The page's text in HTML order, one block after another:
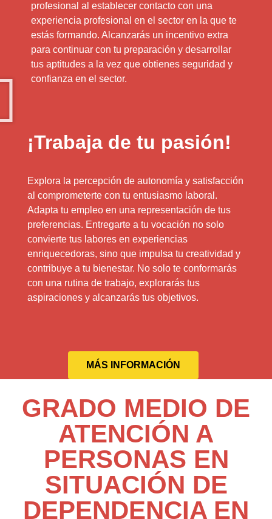
profesional al establecer contacto con una
experiencia profesional en el sector en la que te
estás formando. Alcanzarás un incentivo extra
para continuar con tu preparación y desarrollar
tus aptitudes a la vez que obtienes seguridad y
confianza en el sector.
¡Trabaja de tu pasión!
Explora la percepción de autonomía y satisfacción
al comprometerte con tu entusiasmo laboral.
Adapta tu empleo en una representación de tus
preferencias. Entregarte a tu vocación no solo
convierte tus labores en experiencias
enriquecedoras, sino que impulsa tu creatividad y
contribuye a tu bienestar. No solo te conformarás
con una rutina de trabajo, explorarás tus
aspiraciones y alcanzarás tus objetivos.
MÁS INFORMACIÓN
GRADO MEDIO DE
ATENCIÓN A
PERSONAS EN
SITUACIÓN DE
DEPENDENCIA EN